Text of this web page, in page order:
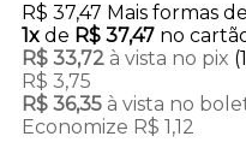
R$ 37,47 Mais formas
1xde R$ 37,47 no
R$ 33,72 à vista no pix
R$ 3,75
R$ 36,35 à vista no
Economize R$ 1,12